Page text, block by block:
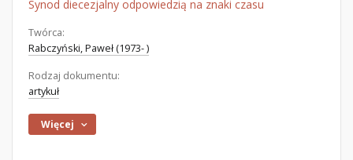
Synod diecezjalny odpowiedzią na znaki czasu
Twórca:
Rabczyński, Paweł (1973- )
Rodzaj dokumentu:
artykuł
Więcej